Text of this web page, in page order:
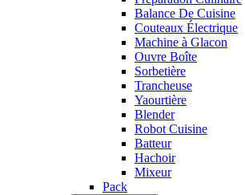
Balance De Cuisine
Couteaux Électrique
Machine à Glacon
Ouvre Boîte
Sorbetière
Trancheuse
Yaourtière
Blender
Robot Cuisine
Batteur
Hachoir
Mixeur
Pack